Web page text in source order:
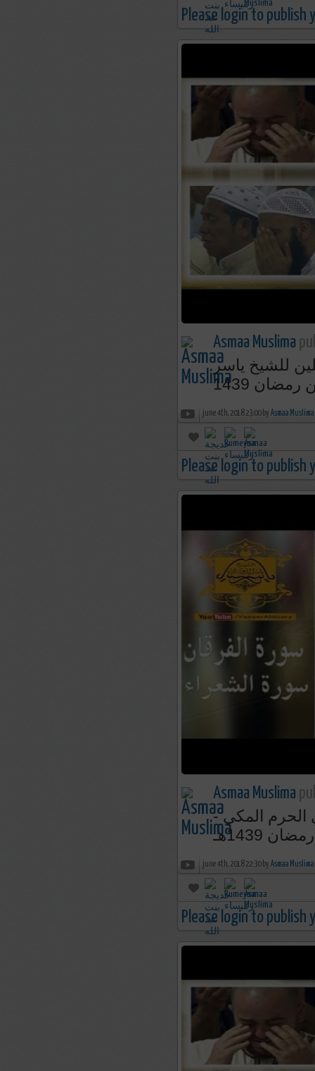
Please login to publish
Asmaa Muslima
للشيخ ياسر
june 4th, 2018 23:00 by Asmaa Muslima
Please login to publish
Asmaa Muslima
الحرم المكي -
رمضان 1439هـ
june 4th, 2018 22:30 by Asmaa Muslima
Please login to publish